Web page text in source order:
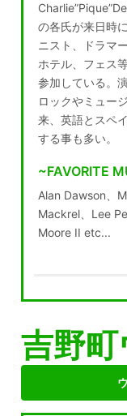
の各氏が来日時
ニスト、ドラマ
ホテル、フェス
参加している。
ロックやミュー
来、英語とスペ
する事も多い。
~FAVORITE
Alan Dawson、
Mackrel、Lee
Moore II etc...
吉野